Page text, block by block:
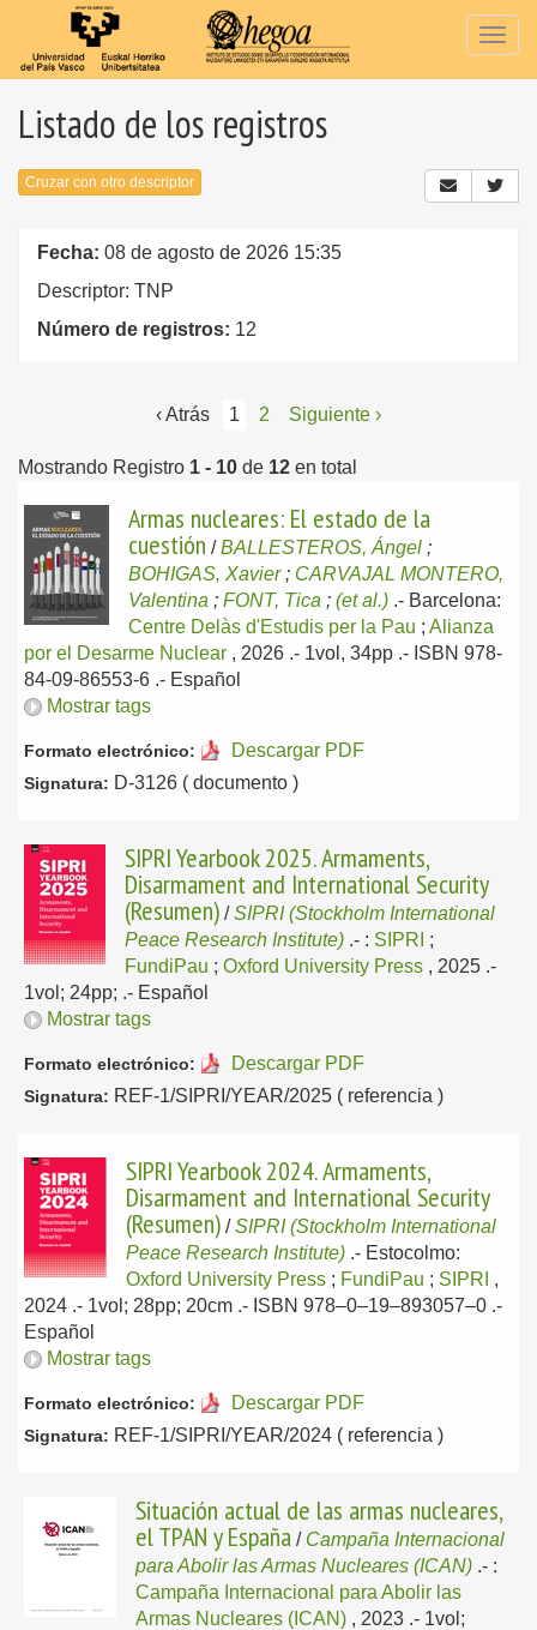
Listado de los registros
Cruzar con otro descriptor
Fecha: 08 de agosto de 2026 15:35
Descriptor: TNP
Número de registros: 12
‹ Atrás 1 2 Siguiente ›
Mostrando Registro 1 - 10 de 12 en total
Armas nucleares: El estado de la
cuestión /BALLESTEROS, Ángel ;
BOHIGAS, Xavier; CARVAJAL MONTERO,
Valentina ; FONT, Tica ; (et al.) .- Barcelona:
Centre Delàs d'Estudis per la Pau ; Alianza
por el Desarme Nuclear , 2026 .- 1vol, 34pp .- ISBN 978-
84-09-86553-6 .- Español
Mostrar tags
Formato electrónico: Descargar PDF
Signatura: D-3126 ( documento )
SIPRI Yearbook 2025. Armaments,
Disarmament and International Security
(Resumen) /SIPRI (Stockholm International
Peace Research Institute) .- : SIPRI ;
FundiPau ; Oxford University Press , 2025 .-
1vol; 24pp; .- Español
Mostrar tags
Formato electrónico: Descargar PDF
Signatura: REF-1/SIPRI/YEAR/2025 ( referencia )
SIPRI Yearbook 2024. Armaments,
Disarmament and International Security
(Resumen) /SIPRI (Stockholm International
Peace Research Institute) .- Estocolmo:
Oxford University Press ; FundiPau ; SIPRI ,
2024 .- 1vol; 28pp; 20cm .- ISBN 978–0–19–893057–0 .-
Español
Mostrar tags
Formato electrónico: Descargar PDF
Signatura: REF-1/SIPRI/YEAR/2024 ( referencia )
Situación actual de las armas nucleares,
el TPAN y España / Campaña Internacional
para Abolir las Armas Nucleares (ICAN) .- :
Campaña Internacional para Abolir las
Armas Nucleares (ICAN) , 2023 .- 1vol;